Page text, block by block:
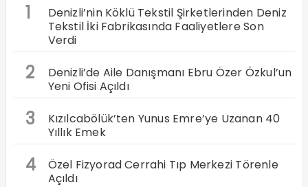
1
Denizli’nin Köklü Tekstil Şirketlerinden Deniz
Tekstil İki Fabrikasında Faaliyetlere Son
Verdi
2
Denizli’de Aile Danışmanı Ebru Özer Özkul’un
Yeni Ofisi Açıldı
3
Kızılcabölük’ten Yunus Emre’ye Uzanan 40
Yıllık Emek
4
Özel Fizyorad Cerrahi Tıp Merkezi Törenle
Açıldı